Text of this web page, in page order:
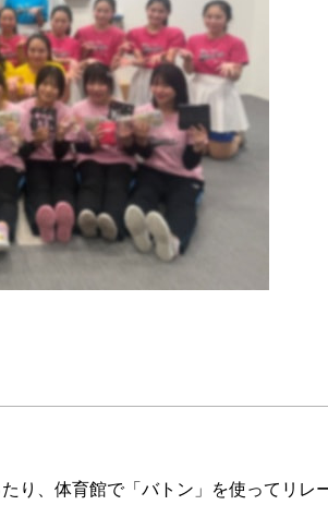
り、体育館で「バトン」を使ってリレ